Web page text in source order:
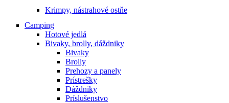
Krimpy, nástrahové ostňe
Camping
Hotové jedlá
Bivaky, brolly, dáždniky
Bivaky
Brolly
Prehozy a panely
Prístrešky
Dáždniky
Príslušenstvo